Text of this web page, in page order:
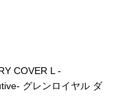
COVER L -
グレンロイヤル ダ